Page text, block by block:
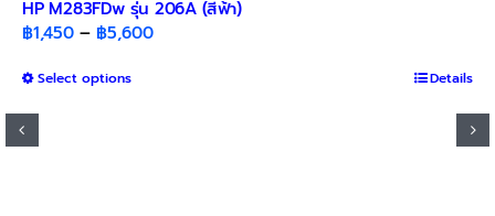
HP M283FDw รุ่น 206A (สีฟ้า)
฿1,450 – ฿5,600Price
Select optionsThis
Details